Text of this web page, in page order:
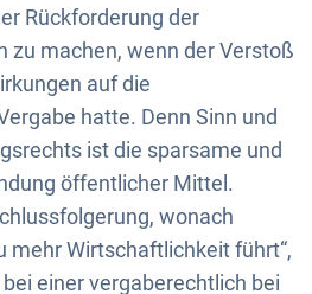
Rückforderung der
zu machen, wenn der Verstoß
auf die
hatte. Denn Sinn und
ist die sparsame und
öffentlicher Mittel.
wonach
mehr Wirtschaftlichkeit führt“,
einer vergaberechtlich bei